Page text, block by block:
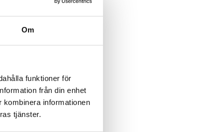
Om
funktioner för
från din enhet
informationen
tjänster.